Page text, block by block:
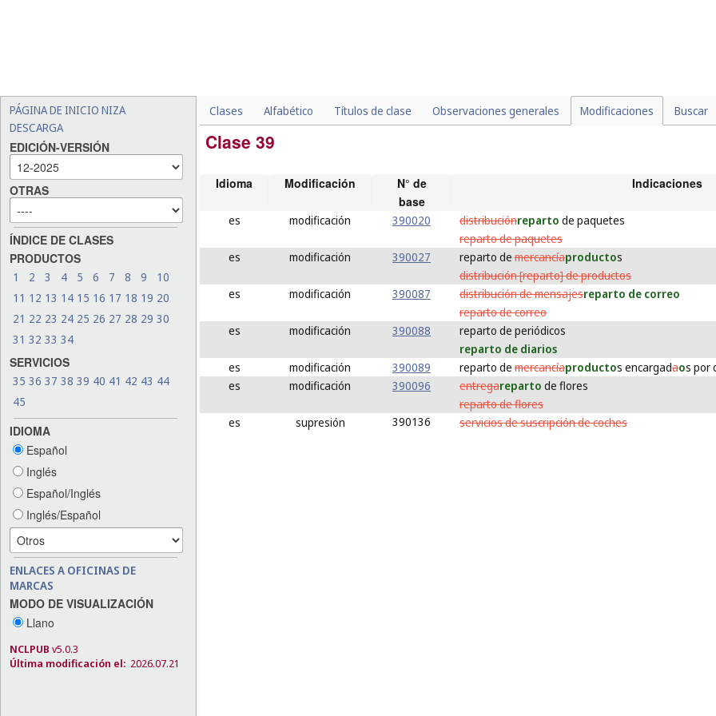
PÁGINA DE INICIO NIZA
DESCARGA
EDICIÓN-VERSIÓN
OTRAS
ÍNDICE DE CLASES
PRODUCTOS
1 2 3 4 5 6 7 8 9
10
11 12 13 14 15 16 17 18 19 20
21 22 23 24 25 26 27 28 29 30
31 32 33 34
SERVICIOS
35 36 37 38 39 40 41 42 43 44
45
IDIOMA
Español
Inglés
Español/Inglés
Inglés/Español
ENLACES A OFICINAS DE
MARCAS
MODO DE VISUALIZACIÓN
Llano
NCLPUB v5.0.3
Última modificación el: 2026.07.21
Clases Alfabético Títulos de clase Observaciones generales Modificaciones Buscar
Clase 39
Idioma Modificación
N° de
base
Indicaciones
es modificación 390020 distribuciónreparto de paquetes
reparto de paquetes
es
modificación 390027 reparto de mercancíaproductos
distribución [reparto] de productos
es
modificación 390087 distribución de mensajesreparto de correo
reparto de correo
es
modificación 390088
reparto de periódicos
reparto de diarios
es
modificación 390089 reparto de mercancíaproductos encargadaos por
es
modificación 390096 entregareparto de flores
reparto de flores
es
supresión 390136 servicios de suscripción de coches